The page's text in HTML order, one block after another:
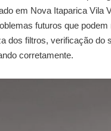
em Nova Itaparica Vila
futuros que
dos filtros, verificação do
corretamente.